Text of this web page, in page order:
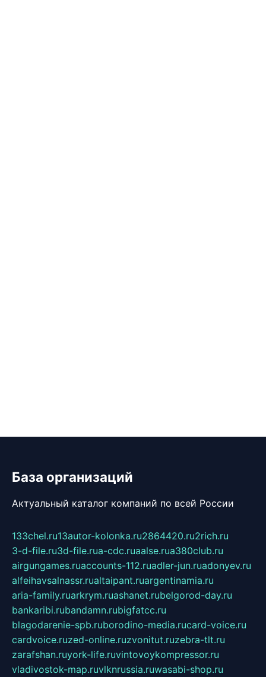
База организаций
Актуальный каталог компаний по всей России
133chel.ru13autor-kolonka.ru2864420.ru2rich.ru
3-d-file.ru3d-file.rua-cdc.ruaalse.rua380club.ru
airgungames.ruaccounts-112.ruadler-jun.ruadonyev.ru
alfeihavsalnassr.rualtaipant.ruargentinamia.ru
aria-family.ruarkrym.ruashanet.rubelgorod-day.ru
bankaribi.rubandamn.rubigfatcc.ru
blagodarenie-spb.ruborodino-media.rucard-voice.ru
cardvoice.ruzed-online.ruzvonitut.ruzebra-tlt.ru
zarafshan.ruyork-life.ruvintovoykompressor.ru
vladivostok-map.ruvlknrussia.ruwasabi-shop.ru